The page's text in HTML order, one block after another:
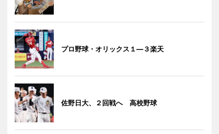
プロ野球・オリックス１―３楽天
佐野日大、２回戦へ 高校野球